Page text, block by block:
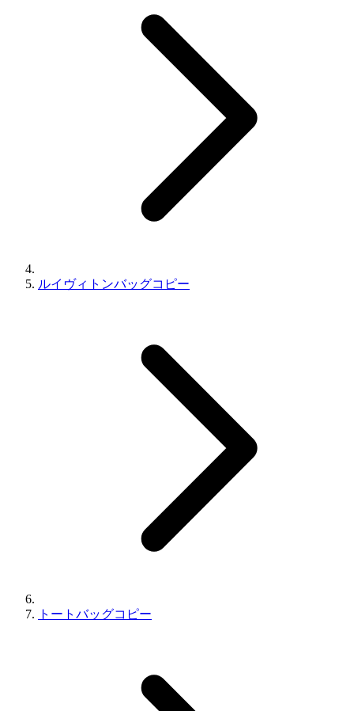
ルイヴィトンバッグコピー
トートバッグコピー